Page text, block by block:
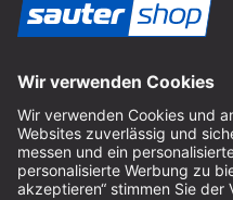
Montag bis Freitag
8:30 - 12:30 Uhr & 14:00 -
Hilfe
Hinweise zur
Hinweise zur Verpackung